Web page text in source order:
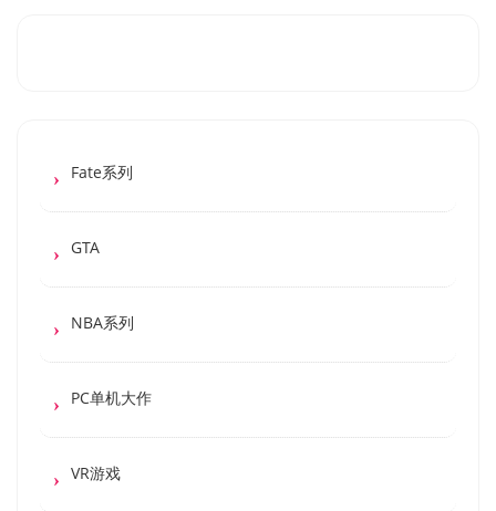
Fate系列
GTA
NBA系列
PC单机大作
VR游戏